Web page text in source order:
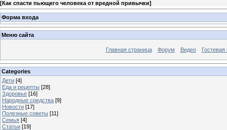
[Как спасти пьющего человека от вредной привычки]
Форма входа
Меню сайта
Главная страница Форум Видео Гостевая
Categories
Дети [4]
Еда и рецепты [28]
Здоровье [16]
Народные средства [9]
Новости [17]
Полезные советы [11]
Семья [4]
Статьи [19]